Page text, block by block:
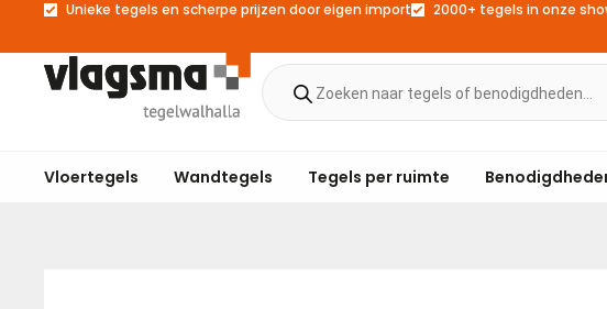
Unieke tegels en scherpe prijzen door eigen import 2000+ tegels in onze
Vloertegels Wandtegels Tegels per ruimte